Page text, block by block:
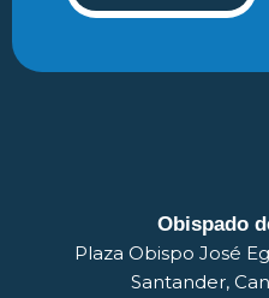
Obispado
Plaza Obispo José
Santander,